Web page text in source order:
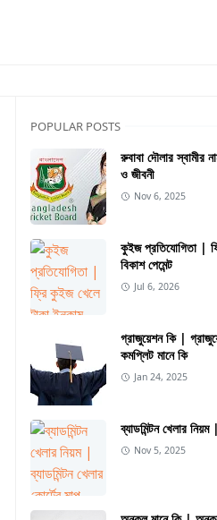
POPULAR POSTS
রুবাবা দৌলার স্বামীর
ও জীবনী
Nov 6, 2025
কুইজ প্রতিযোগিতা |
বিকাশ পেমেন্ট
Jul 6, 2026
গ্রাজুয়েশন কি |
কমপ্লিট মানে কি
Jan 24, 2025
ব্যাডমিন্টন খেলার
Nov 5, 2025